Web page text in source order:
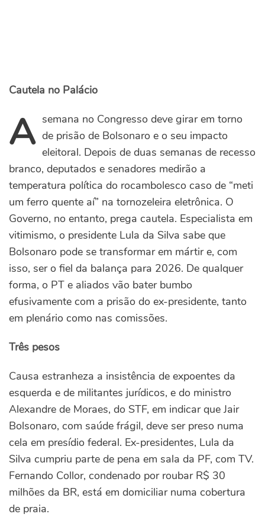
Cautela no Palácio
Asemana no Congresso deve girar em torno
de prisão de Bolsonaro e o seu impacto
eleitoral. Depois de duas semanas de recesso
branco, deputados e senadores medirão a
temperatura política do rocambolesco caso de “meti
um ferro quente aí” na tornozeleira eletrônica. O
Governo, no entanto, prega cautela. Especialista em
vitimismo, o presidente Lula da Silva sabe que
Bolsonaro pode se transformar em mártir e, com
isso, ser o fiel da balança para 2026. De qualquer
forma, o PT e aliados vão bater bumbo
efusivamente com a prisão do ex-presidente, tanto
em plenário como nas comissões.
Três pesos
Causa estranheza a insistência de expoentes da
esquerda e de militantes jurídicos, e do ministro
Alexandre de Moraes, do STF, em indicar que Jair
Bolsonaro, com saúde frágil, deve ser preso numa
cela em presídio federal. Ex-presidentes, Lula da
Silva cumpriu parte de pena em sala da PF, com TV.
Fernando Collor, condenado por roubar R$ 30
milhões da BR, está em domiciliar numa cobertura
de praia.